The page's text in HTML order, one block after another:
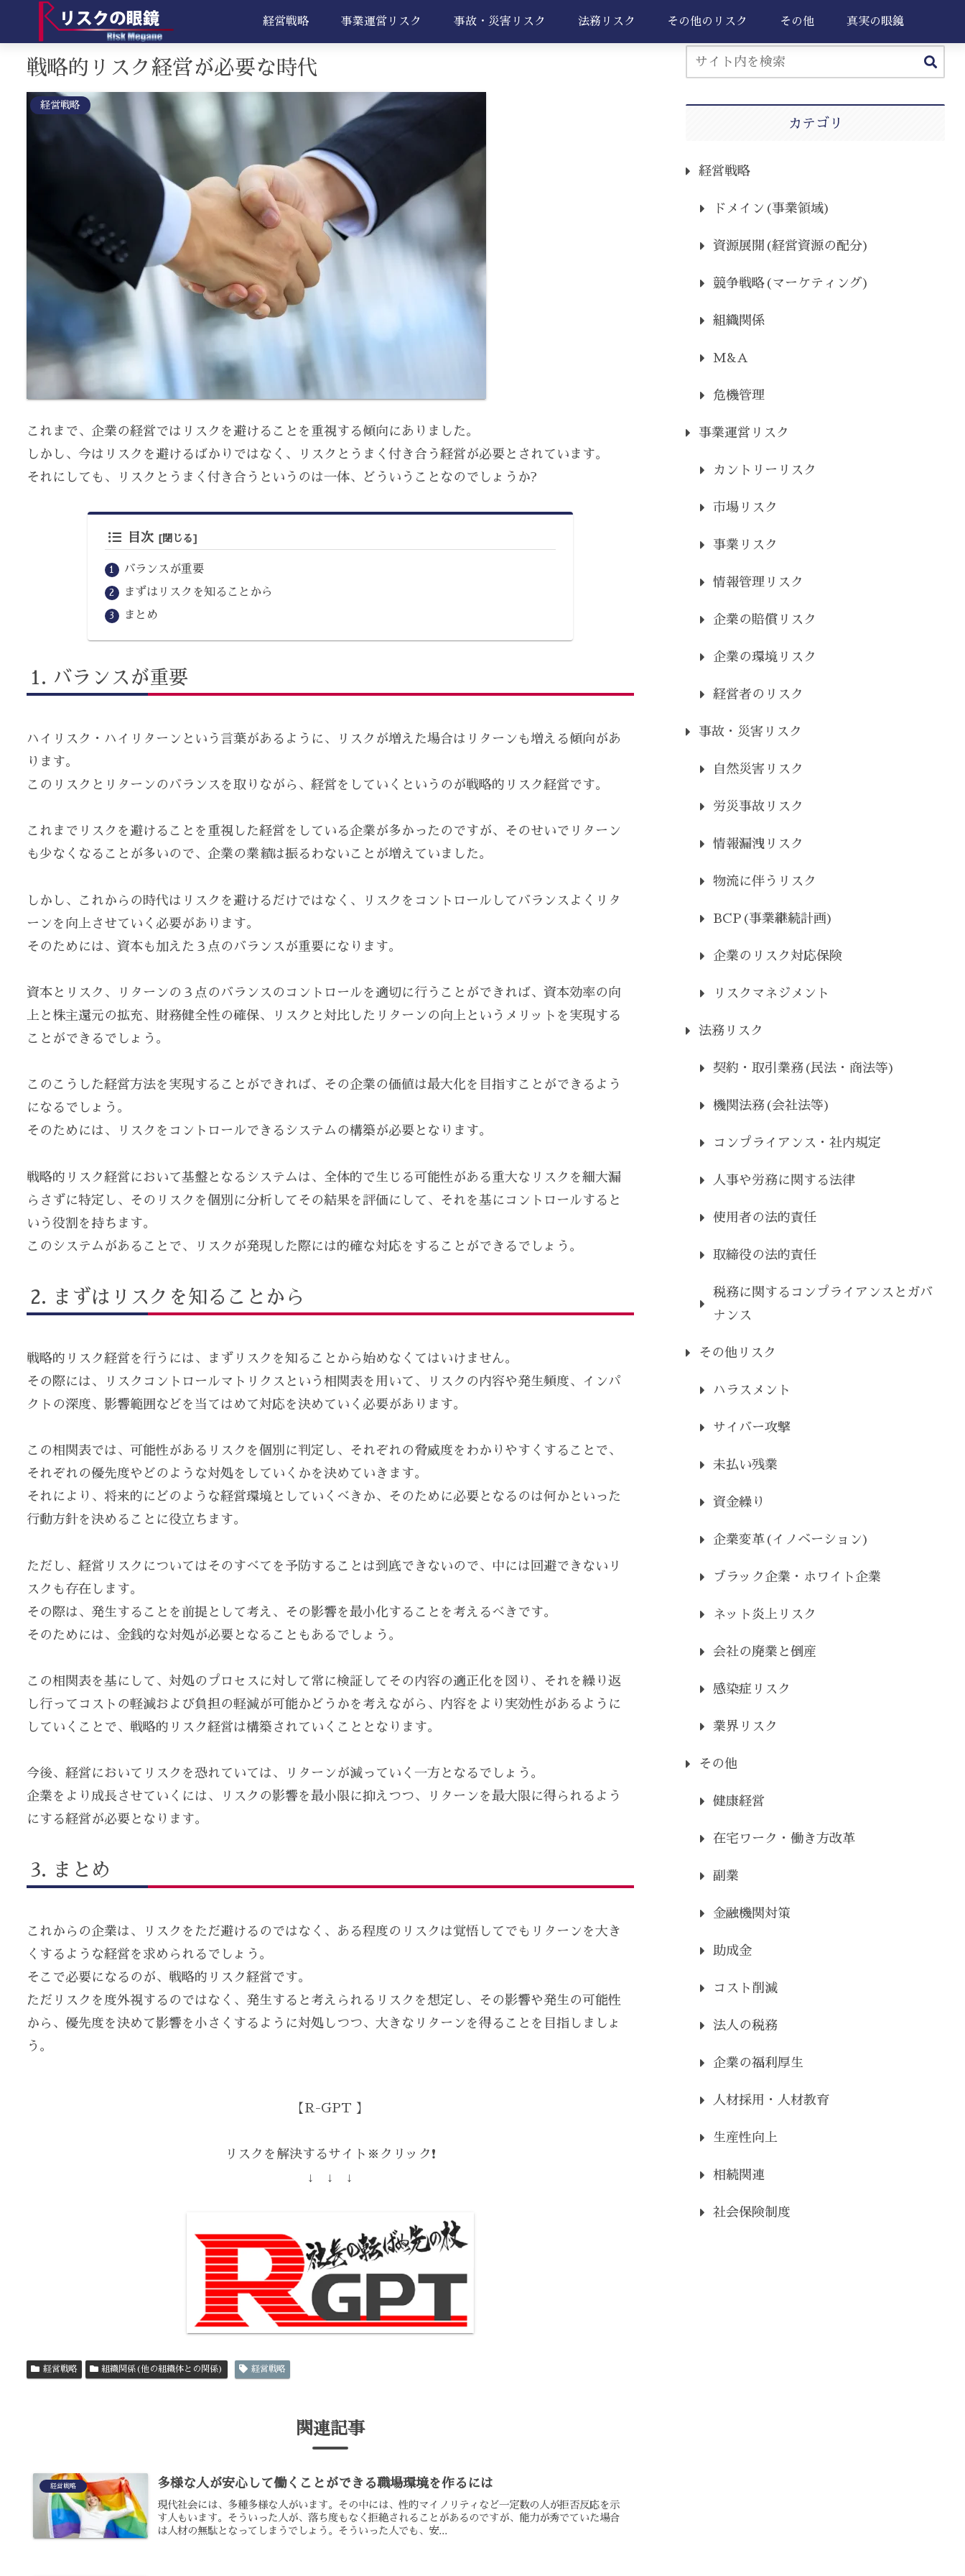
経営戦略 事業運営リスク 事故・災害リスク 法務リスク その他のリスク その他 真実の眼鏡
戦略的リスク経営が必要な時代
経営戦略
これまで、企業の経営ではリスクを避けることを重視する傾向にありました。
しかし、今はリスクを避けるばかりではなく、リスクとうまく付き合う経営が必要とされています。
それにしても、リスクとうまく付き合うというのは一体、どういうことなのでしょうか?
目次
バランスが重要
まずはリスクを知ることから
まとめ
バランスが重要
ハイリスク・ハイリターンという言葉があるように、リスクが増えた場合はリターンも増える傾向があ
ります。
このリスクとリターンのバランスを取りながら、経営をしていくというのが戦略的リスク経営です。
これまでリスクを避けることを重視した経営をしている企業が多かったのですが、そのせいでリターン
も少なくなることが多いので、企業の業績は振るわないことが増えていました。
しかし、これからの時代はリスクを避けるだけではなく、リスクをコントロールしてバランスよくリタ
ーンを向上させていく必要があります。
そのためには、資本も加えた３点のバランスが重要になります。
資本とリスク、リターンの３点のバランスのコントロールを適切に行うことができれば、資本効率の向
上と株主還元の拡充、財務健全性の確保、リスクと対比したリターンの向上というメリットを実現する
ことができるでしょう。
このこうした経営方法を実現することができれば、その企業の価値は最大化を目指すことができるよう
になるでしょう。
そのためには、リスクをコントロールできるシステムの構築が必要となります。
戦略的リスク経営において基盤となるシステムは、全体的で生じる可能性がある重大なリスクを細大漏
らさずに特定し、そのリスクを個別に分析してその結果を評価にして、それを基にコントロールすると
いう役割を持ちます。
このシステムがあることで、リスクが発現した際には的確な対応をすることができるでしょう。
まずはリスクを知ることから
戦略的リスク経営を行うには、まずリスクを知ることから始めなくてはいけません。
その際には、リスクコントロールマトリクスという相関表を用いて、リスクの内容や発生頻度、インパ
クトの深度、影響範囲などを当てはめて対応を決めていく必要があります。
この相関表では、可能性があるリスクを個別に判定し、それぞれの脅威度をわかりやすくすることで、
それぞれの優先度やどのような対処をしていくかを決めていきます。
それにより、将来的にどのような経営環境としていくべきか、そのために必要となるのは何かといった
行動方針を決めることに役立ちます。
ただし、経営リスクについてはそのすべてを予防することは到底できないので、中には回避できないリ
スクも存在します。
その際は、発生することを前提として考え、その影響を最小化することを考えるべきです。
そのためには、金銭的な対処が必要となることもあるでしょう。
この相関表を基にして、対処のプロセスに対して常に検証してその内容の適正化を図り、それを繰り返
し行ってコストの軽減および負担の軽減が可能かどうかを考えながら、内容をより実効性があるように
していくことで、戦略的リスク経営は構築されていくこととなります。
今後、経営においてリスクを恐れていては、リターンが減っていく一方となるでしょう。
企業をより成長させていくには、リスクの影響を最小限に抑えつつ、リターンを最大限に得られるよう
にする経営が必要となります。
まとめ
これからの企業は、リスクをただ避けるのではなく、ある程度のリスクは覚悟してでもリターンを大き
くするような経営を求められるでしょう。
そこで必要になるのが、戦略的リスク経営です。
ただリスクを度外視するのではなく、発生すると考えられるリスクを想定し、その影響や発生の可能性
から、優先度を決めて影響を小さくするように対処しつつ、大きなリターンを得ることを目指しましょ
う。
【R-GPT 】
リスクを解決するサイト※クリック❗️
↓ ↓ ↓
経営戦略 組織関係(他の組織体との関係) 経営戦略
関連記事
経営戦略 多様な人が安心して働くことができる職場環境を作るには
現代社会には、多種多様な人がいます。その中には、性的マイノリティなど一定数の人が拒否反応を示
す人もいます。そういった人が、落ち度もなく拒絶されることがあるのですが、能力が秀でていた場合
は人材の無駄となってしまうでしょう。そういった人でも、安...
カテゴリ
経営戦略
ドメイン(事業領域)
資源展開(経営資源の配分)
競争戦略(マーケティング)
組織関係
M&A
危機管理
事業運営リスク
カントリーリスク
市場リスク
事業リスク
情報管理リスク
企業の賠償リスク
企業の環境リスク
経営者のリスク
事故・災害リスク
自然災害リスク
労災事故リスク
情報漏洩リスク
物流に伴うリスク
BCP(事業継続計画)
企業のリスク対応保険
リスクマネジメント
法務リスク
契約・取引業務(民法・商法等)
機関法務(会社法等)
コンプライアンス・社内規定
人事や労務に関する法律
使用者の法的責任
取締役の法的責任
税務に関するコンプライアンスとガバ
ナンス
その他リスク
ハラスメント
サイバー攻撃
未払い残業
資金繰り
企業変革(イノベーション)
ブラック企業・ホワイト企業
ネット炎上リスク
会社の廃業と倒産
感染症リスク
業界リスク
その他
健康経営
在宅ワーク・働き方改革
副業
金融機関対策
助成金
コスト削減
法人の税務
企業の福利厚生
人材採用・人材教育
生産性向上
相続関連
社会保険制度